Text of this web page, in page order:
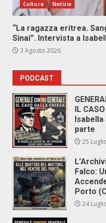
Cultura Notizie
“La ragazza eritrea.
Sinai”. Intervista a
3 Agosto 2026
PODCAST
IL
parte
25
Falco:
Porto
24